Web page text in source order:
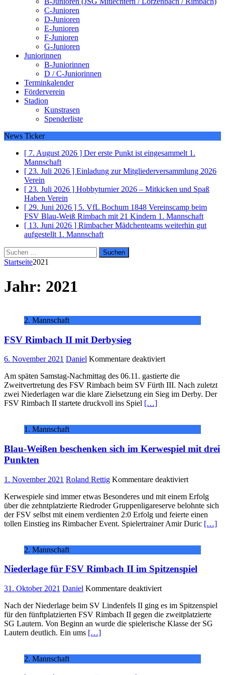
C-Junioren
D-Junioren
E-Junioren
F-Junioren
G-Junioren
Juniorinnen
B-Juniorinnen
D / C-Juniorinnen
Terminkalender
Förderverein
Stadion
Kunstrasen
Spenderliste
News Ticker
[ 7. August 2026 ] Der erste Punkt ist eingesammelt 1.
Mannschaft
[ 23. Juli 2026 ] Einladung zur Mitgliederversammlung 2026
Verein
[ 23. Juli 2026 ] Hobbyturnier 2026 – Mitkicken und Spaß
Haben Verein
[ 29. Juni 2026 ] 5. VfL Bochum 1848 Vereinscamp beim
FSV Blau-Weiß Rimbach mit 21 Kindern 1. Mannschaft
[ 13. Juni 2026 ] Rimbacher Mädchenteams weiterhin gut
aufgestellt 1. Mannschaft
Suchen
nach:
Startseite2021
Jahr: 2021
2. Mannschaft
FSV Rimbach II mit Derbysieg
6. November 2021 Daniel Kommentare deaktiviertfür
Rimbach
II
mit
Am späten Samstag-Nachmittag des 06.11. gastierte die
Zweitvertretung des FSV Rimbach beim SV Fürth III. Nach zuletzt
zwei Niederlagen war die klare Zielsetzung ein Sieg im Derby. Der
FSV Rimbach II startete druckvoll ins Spiel […]
1. Mannschaft
Blau-Weißen beschenken sich im Kerwespiel mit drei
Punkten
1. November 2021 Roland Rettig Kommentare deaktiviertfür
Weißen
beschenken
sich
im
Kerwespiele sind immer etwas Besonderes und mit einem Erfolg
über die zehntplatzierte Riedroder Gruppenligareserve belohnte sich
der FSV selbst mit einem verdienten 2:0 Erfolg und feierte einen
tollen Einstieg ins Rimbacher Event. Spielertrainer Amir Duric […]
2. Mannschaft
Niederlage für FSV Rimbach II im Spitzenspiel
31. Oktober 2021 Daniel Kommentare deaktiviertfür
für
FSV
Rimbach
Nach der Niederlage beim SV Lindenfels II ging es im Spitzenspiel
für den fünftplatzierten FSV Rimbach II gegen die zweitplatzierte
SG Lautern. Von Beginn an wurde die spielerische Klasse der SG
Lautern deutlich. Ein ums […]
2. Mannschaft